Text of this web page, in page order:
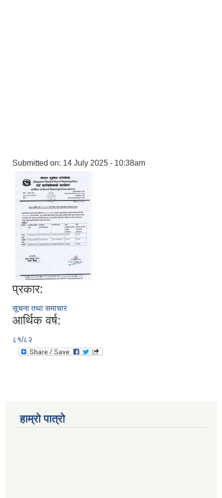
Submitted on: 14 July 2025 - 10:38am
प्रकार:
सूचना तथा समाचार
आर्थिक वर्ष:
८१/८२
हाम्रो पात्रो